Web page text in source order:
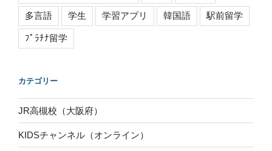
多言語 学生 学習アプリ 韓国語 駅前留学
ﾌﾟﾗﾁﾅ留学
カテゴリー
JR高槻校（大阪府）
KIDSチャンネル（オンライン）